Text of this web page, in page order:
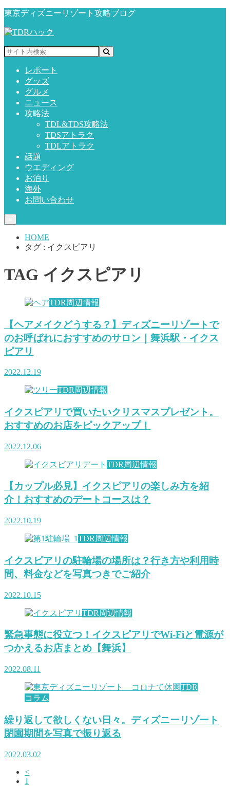
東京ディズニーリゾート攻略ブログ
レポート
グッズ
グルメ
ニュース
攻略法
TDL&TDS攻略法
TDSアトラク
TDLアトラク
話題
ウエディング
お泊り
海外
お問い合わせ
HOME
タグ : イクスピアリ
TAG イクスピアリ
TDR周辺情報
【ヘアメイクどうする？】ディズニーリゾートで
のお呼ばれにおすすめのサロン｜舞浜駅・イクス
ピアリ
2022.12.19
TDR周辺情報
イクスピアリで買いたいクリスマスプレゼント。
おすすめのお店をピックアップ！
2022.12.06
TDR周辺情報
【カップル必見】イクスピアリの楽しみ方を紹
介！おすすめのデートコースは？
2022.10.19
TDR周辺情報
イクスピアリの駐輪場の場所は？行き方や利用時
間、料金などを写真つきでご紹介
2022.10.15
TDR周辺情報
緊急事態に役立つ！イクスピアリでWi-Fiと電源が
つかえるお店まとめ【舞浜】
2022.08.11
TDR
コラム
繰り返して欲しくない日々。ディズニーリゾート
閉園期間を写真で振り返る
2022.03.02
<
1